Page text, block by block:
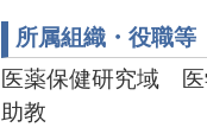
所属組織・役職等
医薬保健研究域
助教